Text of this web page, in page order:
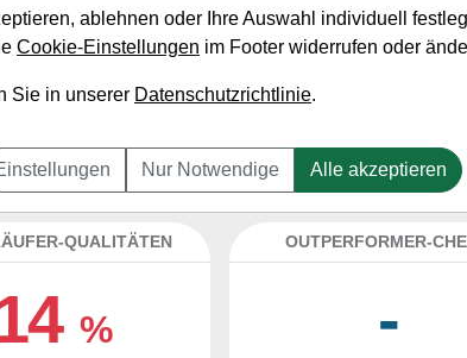
Kaufen und Liegenlassen geeignet?
QUALITÄTEN
%
OUTPERFORMER-
-
ablehnen oder Ihre Auswahl individuell
Cookie-Einstellungen im Footer widerrufen oder
Sie in unserer Datenschutzrichtlinie.
Nur Notwendige Alle akzeptieren